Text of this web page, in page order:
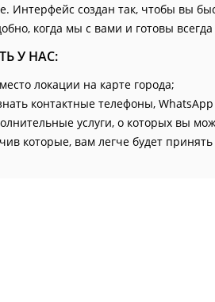
создан так, чтобы вы
когда мы с вами и готовы
У НАС:
локации на карте города;
контактные телефоны,
услуги, о которых вы
которые, вам легче будет